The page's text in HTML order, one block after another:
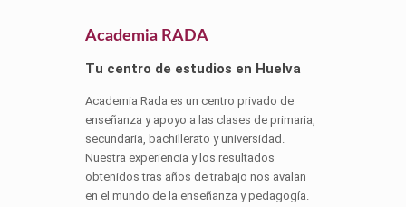
Academia RADA
Tu centro de estudios en Huelva
Academia Rada es un centro privado de
enseñanza y apoyo a las clases de primaria,
secundaria, bachillerato y universidad.
Nuestra experiencia y los resultados
obtenidos tras años de trabajo nos avalan
en el mundo de la enseñanza y pedagogía.